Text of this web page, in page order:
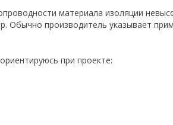
материала изоляции
Обычно производитель указывает
при проекте: